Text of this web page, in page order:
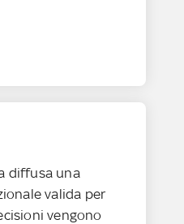
diffusa una
valida per
vengono